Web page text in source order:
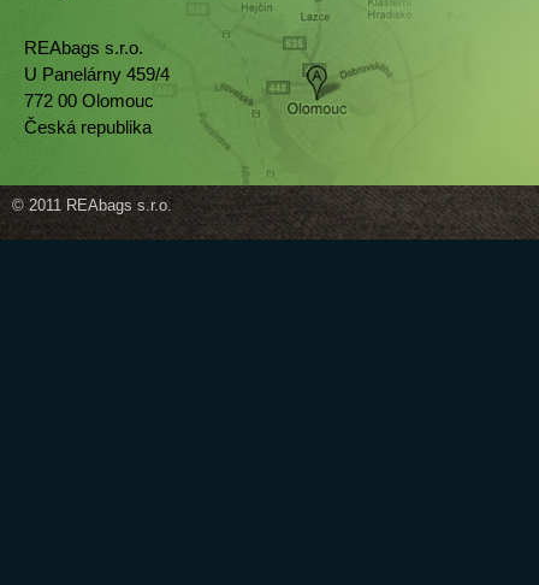
REAbags s.r.o.
U Panelárny 459/4
772 00 Olomouc
Česká republika
© 2011 REAbags s.r.o.